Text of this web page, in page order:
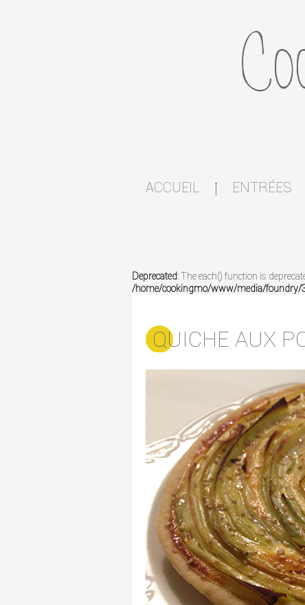
ACCUEIL ENTRÉES
Deprecated: The each() function is
/home/cookingmo/www/media/foundry/
QUICHE AUX